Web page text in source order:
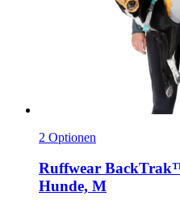
2 Optionen
Ruffwear
Hunde, M